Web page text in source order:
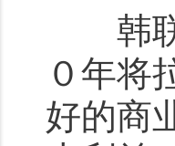
韩联
０年将
好的商